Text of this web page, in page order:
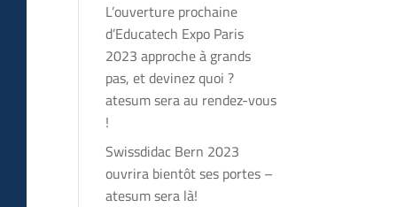
L’ouverture prochaine
d’Educatech Expo Paris
2023 approche à grands
pas, et devinez quoi ?
atesum sera au rendez-vous
!
Swissdidac Bern 2023
ouvrira bientôt ses portes –
atesum sera là!